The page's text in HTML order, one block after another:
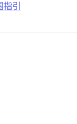
引